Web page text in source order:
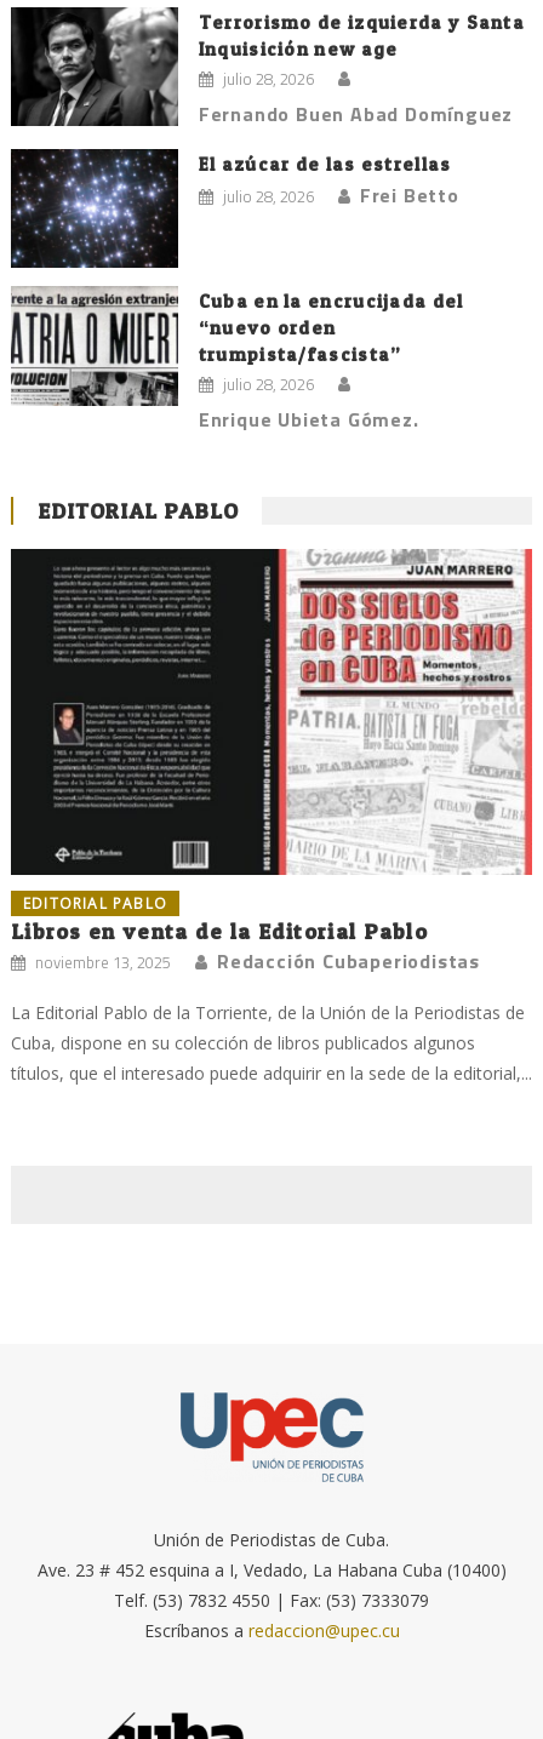
Terrorismo de izquierda y Santa
Inquisición new age
julio 28, 2026
Fernando Buen Abad Domínguez
El azúcar de las estrellas
julio 28, 2026 Frei Betto
Cuba en la encrucijada del
“nuevo orden
trumpista/fascista”
julio 28, 2026
Enrique Ubieta Gómez.
EDITORIAL PABLO
EDITORIAL PABLO
Libros en venta de la Editorial Pablo
noviembre 13, 2025 Redacción Cubaperiodistas
La Editorial Pablo de la Torriente, de la Unión de la Periodistas de
Cuba, dispone en su colección de libros publicados algunos
títulos, que el interesado puede adquirir en la sede de la editorial,...
Unión de Periodistas de Cuba.
Ave. 23 # 452 esquina a I, Vedado, La Habana Cuba (10400)
Telf. (53) 7832 4550 | Fax: (53) 7333079
Escríbanos a redaccion@upec.cu